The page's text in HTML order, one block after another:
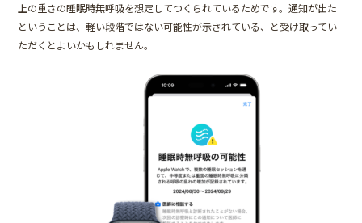
上の重さの睡眠時無呼吸を想定してつくられているためです。通知が出た
ということは、軽い段階ではない可能性が示されている、と受け取ってい
ただくとよいかもしれません。